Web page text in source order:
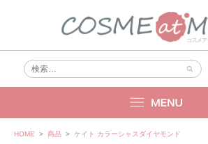
Skip
HOME > 商品 > ケイト カラーシャスダイヤモンド